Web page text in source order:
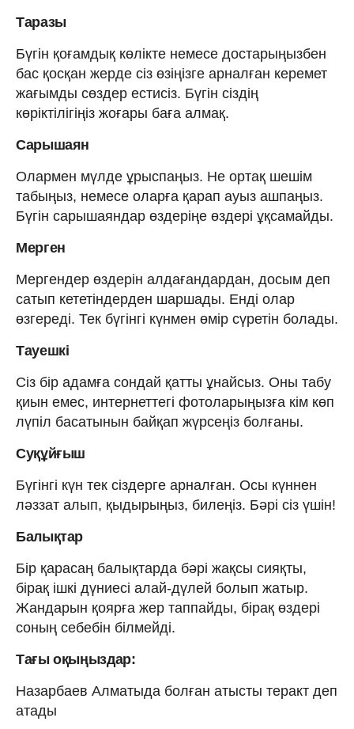
Таразы
Бүгін қоғамдық көлікте немесе достарыңызбен
бас қосқан жерде сіз өзіңізге арналған керемет
жағымды сөздер естисіз. Бүгін сіздің
көріктілігіңіз жоғары баға алмақ.
Сарышаян
Олармен мүлде ұрыспаңыз. Не ортақ шешім
табыңыз, немесе оларға қарап ауыз ашпаңыз.
Бүгін сарышаяндар өздеріңе өздері ұқсамайды.
Мерген
Мергендер өздерін алдағандардан, досым деп
сатып кететіндерден шаршады. Енді олар
өзгереді. Тек бүгінгі күнмен өмір сүретін болады.
Тауешкі
Сіз бір адамға сондай қатты ұнайсыз. Оны табу
қиын емес, интернеттегі фотоларыңызға кім көп
лүпіл басатынын байқап жүрсеңіз болғаны.
Суқұйғыш
Бүгінгі күн тек сіздерге арналған. Осы күннен
ләззат алып, қыдырыңыз, билеңіз. Бәрі сіз үшін!
Балықтар
Бір қарасаң балықтарда бәрі жақсы сияқты,
бірақ ішкі дүниесі алай-дүлей болып жатыр.
Жандарын қоярға жер таппайды, бірақ өздері
соның себебін білмейді.
Тағы оқыңыздар:
Назарбаев Алматыда болған атысты теракт деп
атады